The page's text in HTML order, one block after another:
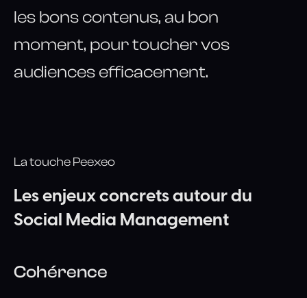
les bons contenus, au bon
moment, pour toucher vos
audiences efficacement.
La touche Peexeo
Lesenjeuxconcretsautourdu
Social Media Management
Cohérence